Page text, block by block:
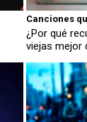
Canciones
¿Por qué
viejas mejor